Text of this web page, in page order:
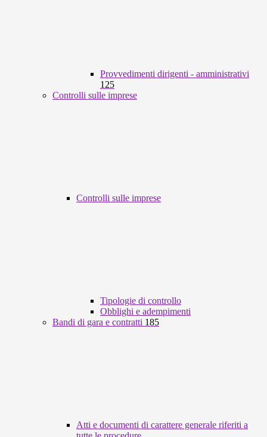
Provvedimenti dirigenti - amministrativi
125
Controlli sulle imprese
Controlli sulle imprese
Tipologie di controllo
Obblighi e adempimenti
Bandi di gara e contratti 185
Atti e documenti di carattere generale riferiti a